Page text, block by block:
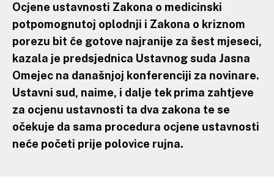
Ocjene ustavnosti Zakona o medicinski
potpomognutoj oplodnji i Zakona o kriznom
porezu bit će gotove najranije za šest mjeseci,
kazala je predsjednica Ustavnog suda Jasna
Omejec na današnjoj konferenciji za novinare.
Ustavni sud, naime, i dalje tek prima zahtjeve
za ocjenu ustavnosti ta dva zakona te se
očekuje da sama procedura ocjene ustavnosti
neće početi prije polovice rujna.